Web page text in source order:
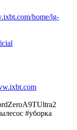
home/lg-
#уборка